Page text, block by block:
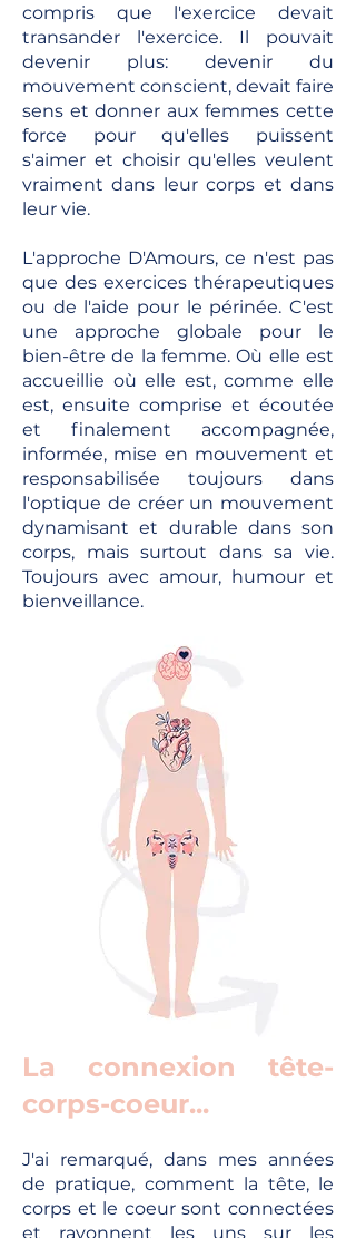
compris que l'exercice devait
transander l'exercice. Il pouvait
devenir plus: devenir du
mouvement conscient, devait faire
sens et donner aux femmes cette
force pour qu'elles puissent
s'aimer et choisir qu'elles veulent
vraiment dans leur corps et dans
leur vie.
L'approche D'Amours, ce n'est pas
que des exercices thérapeutiques
ou de l'aide pour le périnée. C'est
une approche globale pour le
bien-être de la femme. Où elle est
accueillie où elle est, comme elle
est, ensuite comprise et écoutée
et finalement accompagnée,
informée, mise en mouvement et
responsabilisée toujours dans
l'optique de créer un mouvement
dynamisant et durable dans son
corps, mais surtout dans sa vie.
Toujours avec amour, humour et
bienveillance.
La connexion tête-
corps-coeur...
J'ai remarqué, dans mes années
de pratique, comment la tête, le
corps et le coeur sont connectées
et rayonnent les uns sur les